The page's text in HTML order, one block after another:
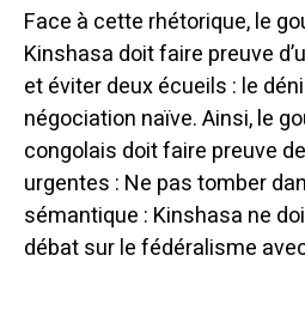
Face à cette rhétorique, le
Kinshasa doit faire preuve
et éviter deux écueils : le
négociation naïve.Ainsi, le
congolais doit faire preuve
urgentes : Ne pas tomber
sémantique : Kinshasa ne
débat sur le fédéralisme